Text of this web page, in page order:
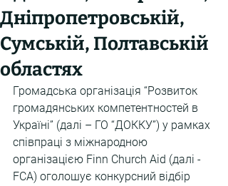
Дніпропетровській,
Сумській, Полтавській
областях
Громадська організація “Розвиток
громадянських компетентностей в
Україні” (далі – ГО “ДОККУ”) у рамках
співпраці з міжнародною
організацією Finn Church Aid (далі -
FCA) оголошує конкурсний відбір